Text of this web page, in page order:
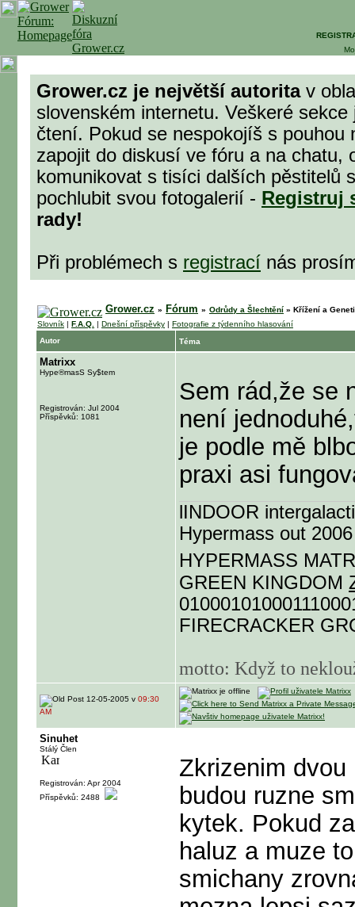
Grower.cz je největší autoritav
slovenském internetu. Veškeré
čtení. Pokud se nespokojíš s pouhou
zapojit do diskusí ve fóru a na chatu,
komunikovat s tisíci dalších pěstitelů
pochlubit svou fotogalerií - Registruj
rady!
Při problémech s registrací nás
Grower.cz » Fórum » Odrůdy a Šlechtění » Křížení a
Slovník | F.A.Q. | Dnešní příspěvky | Fotografie z týdenního hlasování
Autor
Téma
Matrixx
Hype®masS Sy$tem
Registrován: Jul 2004
Příspěvků: 1081
Sem rád,že se
není
je podle mě
praxi asi
lINDOOR
Hypermass out 2006
HYPERMASS
GREEN KINGDOM
FIRECRACKER
motto: Když to
12-05-2005 v 09:30
AM
Sinuhet
Stálý Člen
Registrován: Apr 2004
Příspěvků: 2488
Zkrizenim
budou ruzne
kytek. Pokud
haluz a muze
smichany